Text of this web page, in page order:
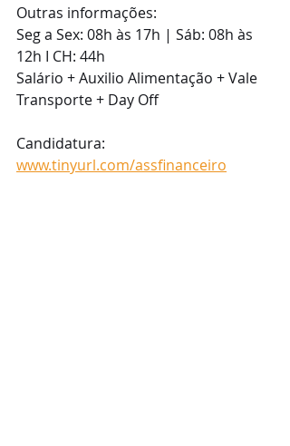
Outras informações:
Seg a Sex: 08h às 17h | Sáb: 08h às
12h I CH: 44h
Salário + Auxilio Alimentação + Vale
Transporte + Day Off
Candidatura:
www.tinyurl.com/assfinanceiro